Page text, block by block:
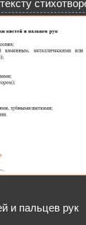
и пальцев рук